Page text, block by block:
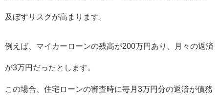
及ぼすリスクが高まります。
例えば、マイカーローンの残高が200万円あり、月々の返済
が3万円だったとします。
この場合、住宅ローンの審査時に毎月3万円分の返済が債務